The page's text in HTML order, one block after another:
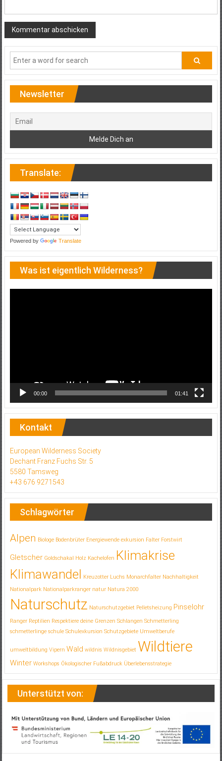
Newsletter
Translate:
Powered by Translate
Was ist eigentlich Wilderness?
00:00 01:41
Kontakt
European Wilderness Society
Dechant Franz Fuchs Str. 5
5580 Tamsweg
+43 676 9271543
Schlagwörter
Alpen Biologe Bodenbrüter Energiewende exkursion Falter Forstwirt
Gletscher Goldschakal Holz Kachelofen Klimakrise
Klimawandel Kreuzotter Luchs Monarchfalter Nachhaltigkeit
Nationalpark Nationalparkranger natur Natura 2000
Naturschutz Naturschutzgebiet Pelletsheizung Pinselohr
Ranger Reptilien Respektiere deine Grenzen Schlangen Schmetterling
schmetterlinge schule Schulexkursion Schutzgebiete Umweltberufe
umweltbildung Vipern Wald wildnis Wildnisgebiet Wildtiere
Winter Workshops Ökologischer Fußabdruck Überlebensstrategie
Unterstützt von: